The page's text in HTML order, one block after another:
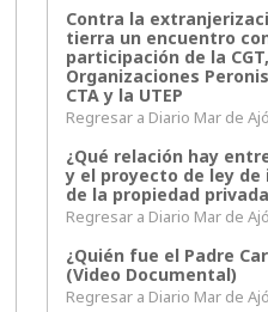
Contra la
tierra un encuentro
participación de la
Organizaciones
CTA y la UTEP
Regresar a Diario Mar de
¿Qué relación hay
y el proyecto de ley de
de la propiedad
Regresar a Diario Mar de
¿Quién fue el Padre
(Video Documental)
Regresar a Diario Mar de